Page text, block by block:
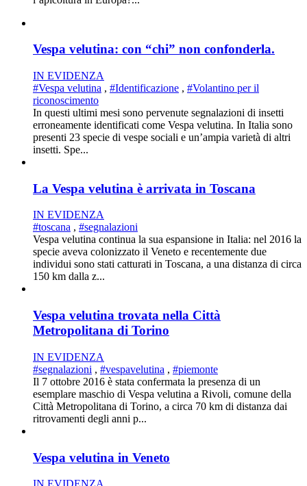
Vespa velutina: con “chi” non confonderla.
IN EVIDENZA
#Vespa velutina , #Identificazione , #Volantino per il
riconoscimento
In questi ultimi mesi sono pervenute segnalazioni di insetti
erroneamente identificati come Vespa velutina. In Italia sono
presenti 23 specie di vespe sociali e un’ampia varietà di altri
insetti. Spe...
La Vespa velutina è arrivata in Toscana
IN EVIDENZA
#toscana , #segnalazioni
Vespa velutina continua la sua espansione in Italia: nel 2016 la
specie aveva colonizzato il Veneto e recentemente due
individui sono stati catturati in Toscana, a una distanza di circa
150 km dalla z...
Vespa velutina trovata nella Città
Metropolitana di Torino
IN EVIDENZA
#segnalazioni , #vespavelutina , #piemonte
Il 7 ottobre 2016 è stata confermata la presenza di un
esemplare maschio di Vespa velutina a Rivoli, comune della
Città Metropolitana di Torino, a circa 70 km di distanza dai
ritrovamenti degli anni p...
Vespa velutina in Veneto